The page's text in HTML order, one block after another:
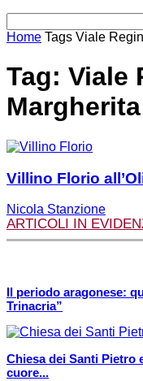
Home Tags Viale
Tag: Viale
Margherita
Villino Florio
Nicola Stanzione
ARTICOLI IN
Il periodo aragonese:
Trinacria”
Chiesa dei Santi Pietro
cuore...